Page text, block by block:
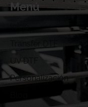
Menú
UV DTF
Personalización